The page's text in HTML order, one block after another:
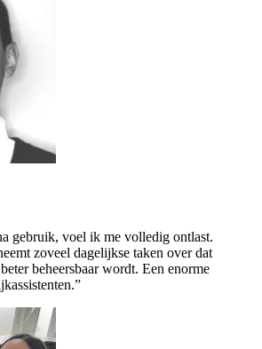
gebruik, voel ik me volledig ontlast.
zoveel dagelijkse taken over dat
beheersbaar wordt. Een enorme